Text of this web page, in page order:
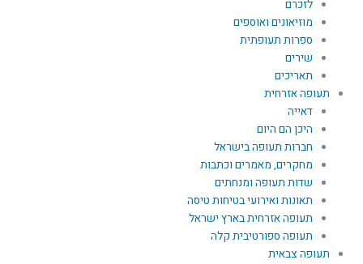
לזכרם
מוזיאונים ואוספים
ספרות תעופתית
שירים
תאריכים
תעופה אזרחית
דאייה
היכן הם היום
חברות תעופה בישראל
מחקרים, מאמרים וכתבות
שדות תעופה ומנחתים
תאונות ואירועי בטיחות טיסה
תעופה אזרחית בארץ ישראל
תעופה ספורטיבית קלה
תעופה צבאית